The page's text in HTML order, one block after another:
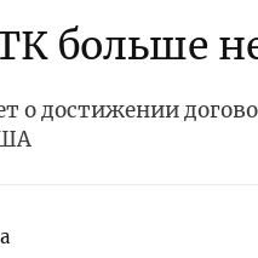
больше
о достижении